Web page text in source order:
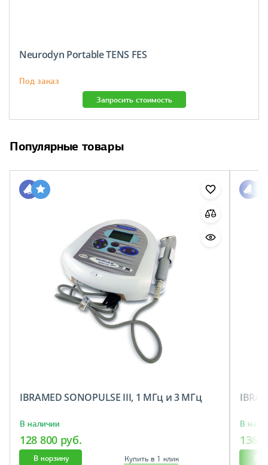
Neurodyn Portable TENS FES
Под заказ
Запросить стоимость
Популярные товары
IBRAMED SONOPULSE III, 1 МГц и 3 МГц
В наличии
128 800 руб.
В корзину Купить в 1 клик
В
136
В